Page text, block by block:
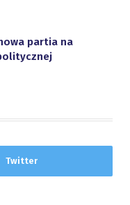
partia na
Twitter